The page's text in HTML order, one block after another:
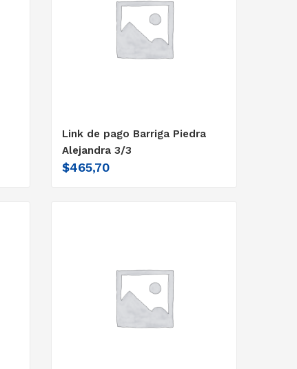
Link de pago Barriga Piedra
Alejandra 3/3
$465,70